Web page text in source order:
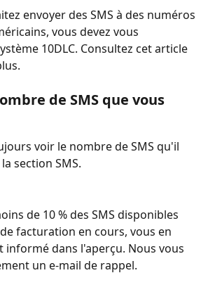
envoyer des SMS à des numéros
vous devez vous
10DLC. Consultez cet article
de SMS que vous
voir le nombre de SMS qu'il
section SMS.
de 10 % des SMS disponibles
facturation en cours, vous en
informé dans l'aperçu. Nous vous
un e-mail de rappel.